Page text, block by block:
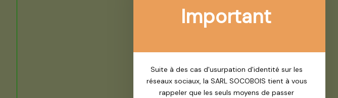
Important
Suite à des cas d'usurpation d'identité sur les
réseaux sociaux, la SARL SOCOBOIS tient à vous
rappeler que les seuls moyens de passer